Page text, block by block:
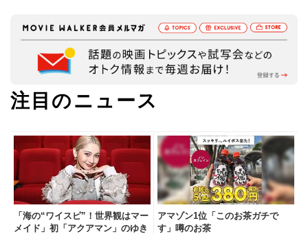
注目のニュース
「海の“ワイスピ”！世界観はマー
メイド」初「アクアマン」のゆき
アマゾン1位「このお茶ガチで
す」噂のお茶